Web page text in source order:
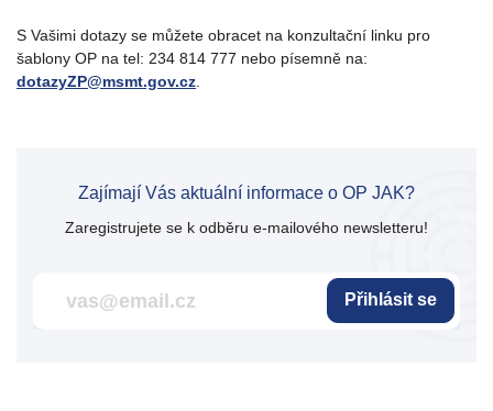
S Vašimi dotazy se můžete obracet na konzultační linku pro
šablony OP na tel: 234 814 777 nebo písemně na:
dotazyZP@msmt.gov.cz
Zajímají Vás aktuální informace o OP JAK?
Zaregistrujete se k odběru e-mailového newsletteru!
Přihlásit se